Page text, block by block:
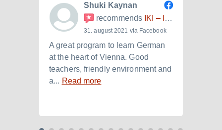
Shuki Kaynan
recommends IKI – Internationales Kulturinstitut
31. august 2021 via Facebook
A great program to learn German
at the heart of Vienna. Good
teachers, friendly environment and
a... Read more